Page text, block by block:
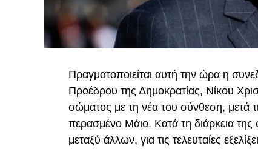
Πραγματοποιείται αυτή την ώρα η
Προέδρου της Δημοκρατίας, Νίκου
σώματος με τη νέα του σύνθεση, μετά
περασμένο Μάιο. Κατά τη διάρκεια
μεταξύ άλλων, για τις τελευταίες